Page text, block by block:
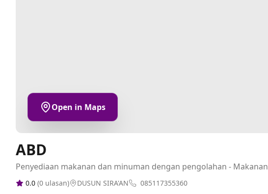
Open in Maps
ABD
Penyediaan makanan dan minuman dengan pengolahan - Makanan
0.0 (0 ulasan) DUSUN SIRA'AN 085117355360